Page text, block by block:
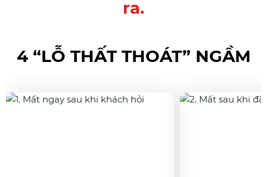
ra.
4 “LỖ THẤT THOÁT” NGẦM